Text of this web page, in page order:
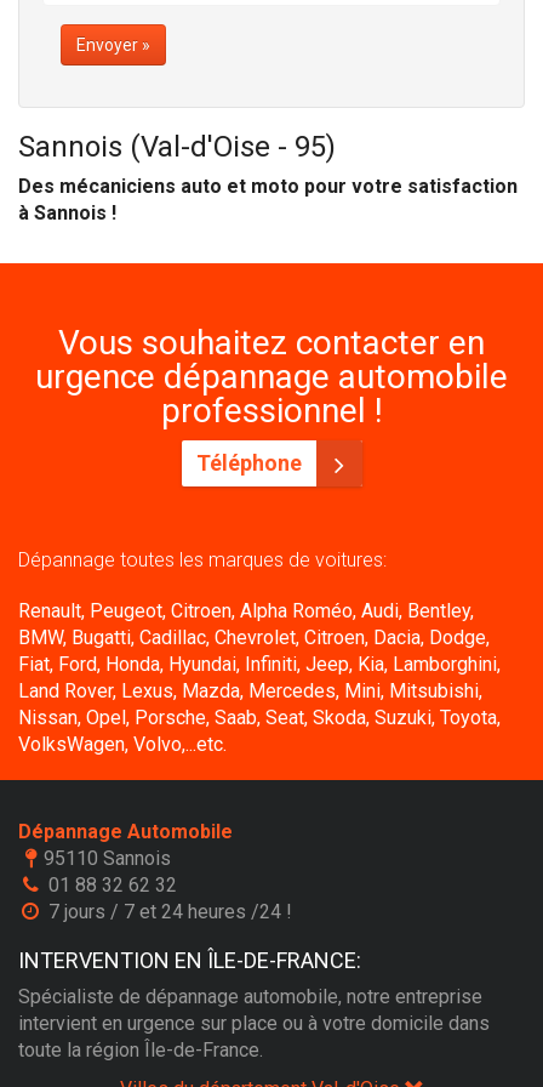
Envoyer »
Sannois (Val-d'Oise - 95)
Des mécaniciens auto et moto pour votre satisfaction
à Sannois !
Vous souhaitez contacter en
urgence dépannage automobile
professionnel !
Téléphone
Dépannage toutes les marques de voitures:
Renault, Peugeot, Citroen, Alpha Roméo, Audi, Bentley,
BMW, Bugatti, Cadillac, Chevrolet, Citroen, Dacia, Dodge,
Fiat, Ford, Honda, Hyundai, Infiniti, Jeep, Kia, Lamborghini,
Land Rover, Lexus, Mazda, Mercedes, Mini, Mitsubishi,
Nissan, Opel, Porsche, Saab, Seat, Skoda, Suzuki, Toyota,
VolksWagen, Volvo,...etc.
Dépannage Automobile
95110 Sannois
01 88 32 62 32
7 jours / 7 et 24 heures /24 !
INTERVENTION EN ÎLE-DE-FRANCE:
Spécialiste de dépannage automobile, notre entreprise
intervient en urgence sur place ou à votre domicile dans
toute la région Île-de-France.